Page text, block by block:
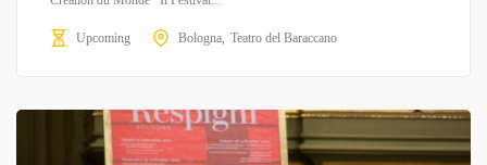
Upcoming Bologna Teatro del Baraccano